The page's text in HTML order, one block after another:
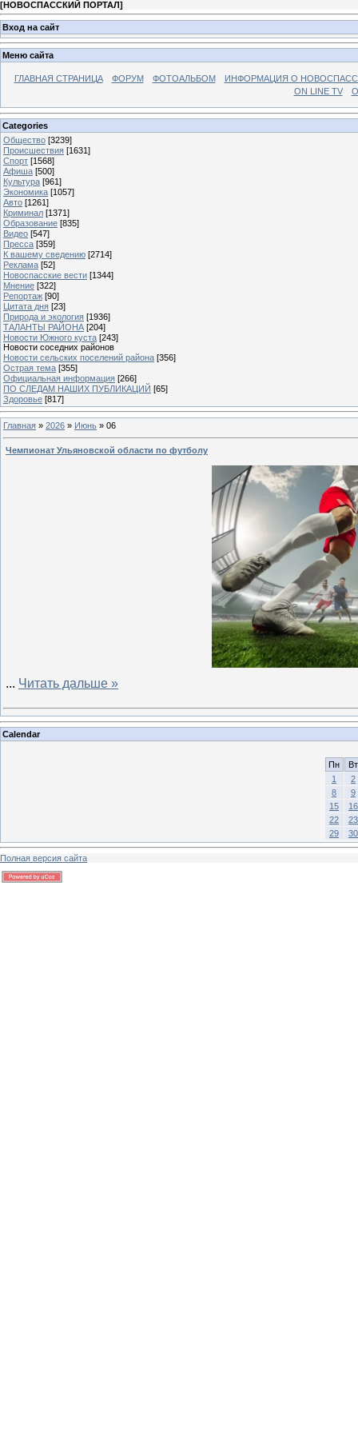
[НОВОСПАССКИЙ ПОРТАЛ]
Вход на сайт
Меню сайта
ГЛАВНАЯ СТРАНИЦА ФОРУМ ФОТОАЛЬБОМ
ИНФОРМАЦИЯ О
ON LINE TV
Categories
Общество [3239]
Происшествия [1631]
Спорт [1568]
Афиша [500]
Культура [961]
Экономика [1057]
Авто [1261]
Криминал [1371]
Образование [835]
Видео [547]
Пресса [359]
К вашему сведению [2714]
Реклама [52]
Новоспасские вести [1344]
Мнение [322]
Репортаж [90]
Цитата дня [23]
Природа и экология [1936]
ТАЛАНТЫ РАЙОНА [204]
Новости Южного куста [243]
Новости соседних районов
Новости сельских поселений района [356]
Острая тема [355]
Официальная информация [266]
ПО СЛЕДАМ НАШИХ ПУБЛИКАЦИЙ [65]
Здоровье [817]
Главная » 2026 » Июнь » 06
Чемпионат Ульяновской области по футболу
... Читать дальше »
Calendar
Пн
Вт
1
2
8
9
15
16
22
23
29
30
Полная версия сайта